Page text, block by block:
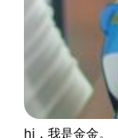
hi，我是金金。